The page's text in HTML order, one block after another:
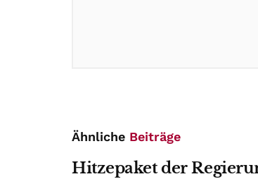
Ähnliche Beiträge
Hitzepaket der